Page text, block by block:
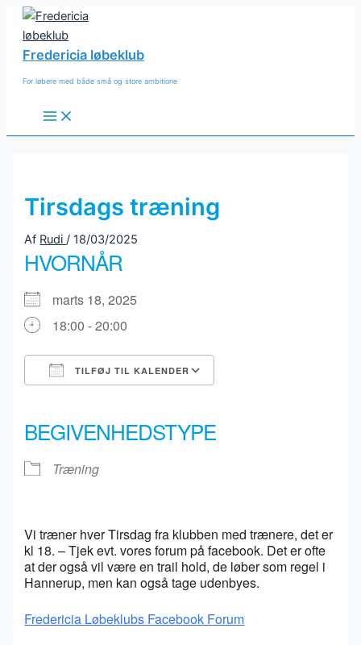
indholdet
Fredericia løbeklub
For løbere med både små og store ambitione
Main
Menu
Tirsdags træning
Af Rudi/18/03/2025
HVORNÅR
marts 18, 2025
18:00 - 20:00
TILFØJ TIL KALENDER
BEGIVENHEDSTYPE
Træning
Vi træner hver Tirsdag fra klubben med trænere, det er
kl 18. – Tjek evt. vores forum på facebook. Det er ofte
at der også vil være en trail hold, de løber som regel i
Hannerup, men kan også tage udenbyes.
Fredericia Løbeklubs Facebook Forum